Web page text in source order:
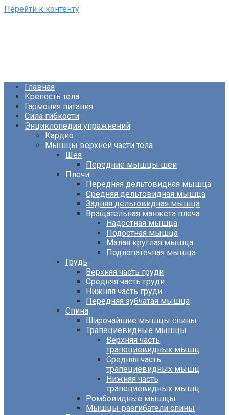
Перейти к контенту
Сайт о фитнесе и питании
Главная
Крепость тела
Гармония питания
Сила гибкости
Энциклопедия упражнений
Кардио
Мышцы верхней части тела
Шея
Передние мышцы шеи
Плечи
Передняя дельтовидная мышца
Средняя дельтовидная мышца
Задняя дельтовидная мышца
Вращательная манжета плеча
Надостная мышца
Подостная мышца
Малая круглая мышца
Подлопаточная мышца
Грудь
Верхняя часть груди
Средняя часть груди
Нижняя часть груди
Передняя зубчатая мышца
Спина
Широчайшие мышцы спины
Трапециевидные мышцы
Верхняя часть
трапециевидных мышц
Средняя часть
трапециевидных мышц
Нижняя часть
трапециевидных мышц
Ромбовидные мышцы
Мышцы-разгибатели спины